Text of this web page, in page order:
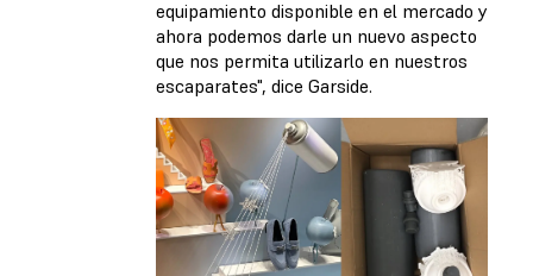
equipamiento disponible en el mercado y
ahora podemos darle un nuevo aspecto
que nos permita utilizarlo en nuestros
escaparates", dice Garside.